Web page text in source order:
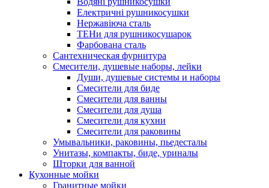
Електричні рушникосушки
Нержавіюча сталь
ТЕНи для рушникосушарок
Фарбована сталь
Сантехническая фурнитура
Смесители, душевые наборы, лейки
Души, душевые системы и наборы
Смесители для биде
Смесители для ванны
Смесители для душа
Смесители для кухни
Смесители для раковины
Умывальники, раковины, пьедесталы
Унитазы, компакты, биде, уриналы
Шторки для ванной
Кухонные мойки
Гранитные мойки